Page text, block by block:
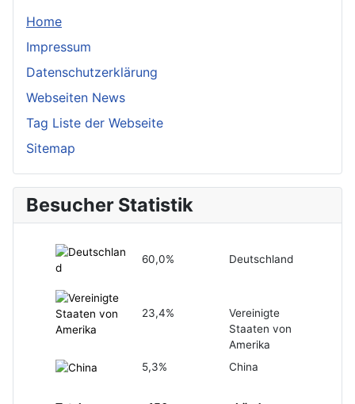
Home
Impressum
Datenschutzerklärung
Webseiten News
Tag Liste der Webseite
Sitemap
Besucher Statistik
60,0% Deutschland
23,4%
Vereinigte
Staaten von
Amerika
5,3%
China